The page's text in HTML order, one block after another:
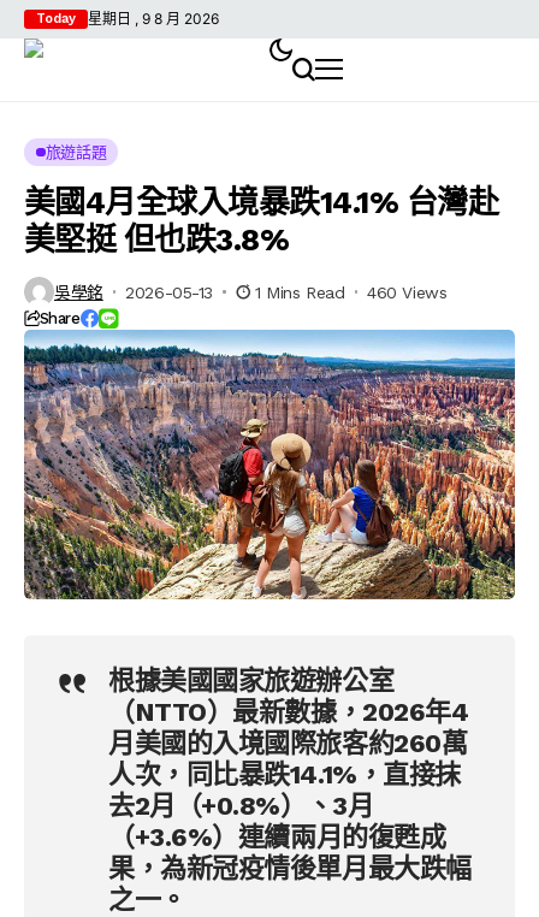
Today 星期日 , 9 8 月 2026
旅遊話題
美國4月全球入境暴跌14.1% 台灣赴
美堅挺 但也跌3.8%
吳學銘 2026-05-13 1 Mins Read 460 Views
Share
根據美國國家旅遊辦公室
（NTTO）最新數據，2026年4
月美國的入境國際旅客約260萬
人次，同比暴跌14.1%，直接抹
去2月（+0.8%）、3月
（+3.6%）連續兩月的復甦成
果，為新冠疫情後單月最大跌幅
之一。